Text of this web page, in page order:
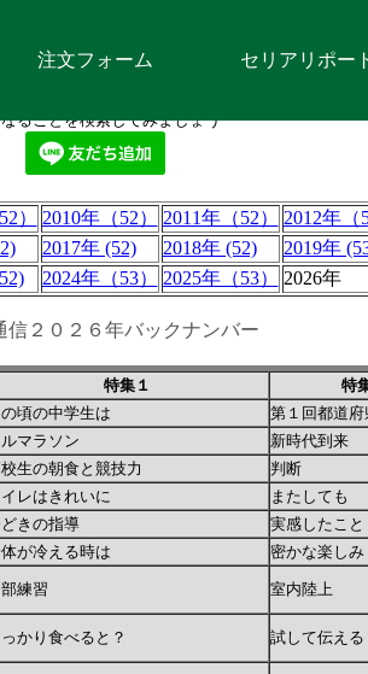
注文フォーム セリアリポー
ることを検索してみましょう
） 2010年（52） 2011年（52） 2012年（
2017年 (52) 2018年 (52) 2019年
2024年（53） 2025年（53） 2026年
信２０２６年バックナンバー
特集１ 特
頃の中学生は 第１回都道
マラソン 新時代到来
生の朝食と競技力 判断
イレはきれいに またしても
きの指導 実感したこと
が冷える時は 密かな楽しみ
部練習 室内陸上
っかり食べると？ 試して伝える